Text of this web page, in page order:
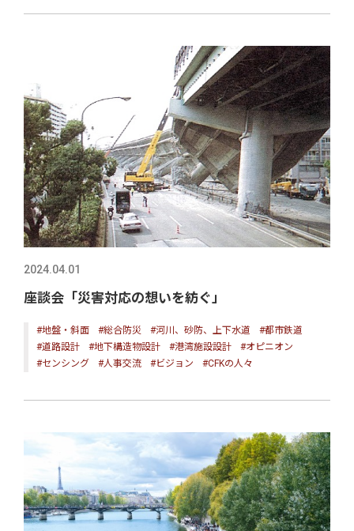
2024.04.01
座談会「災害対応の想いを紡ぐ」
#地盤・斜面 #総合防災 #河川、砂防、上下水道
#都市鉄道
#道路設計
#地下構造物設計 #港湾施設設計
#オピニオン
#センシング
#人事交流 #ビジョン #CFKの人々